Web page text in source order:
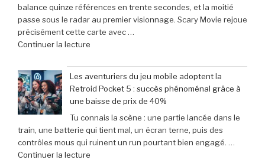
balance quinze références en trente secondes, et la moitié
passe sous le radar au premier visionnage. Scary Movie rejoue
précisément cette carte avec …
Continuer la lecture
Movie
:
Sinners
dévoile
toutes
ses
cibles
Les aventuriers du jeu mobile adoptent la
Retroid Pocket 5 : succès phénoménal grâce à
une baisse de prix de 40%
Tu connais la scène : une partie lancée dans le
train, une batterie qui tient mal, un écran terne, puis des
contrôles mous qui ruinent un run pourtant bien engagé. …
Continuer la lecture